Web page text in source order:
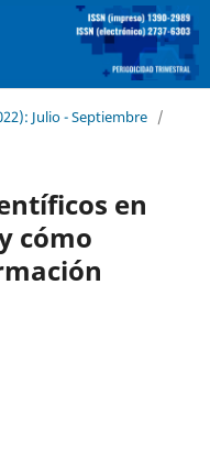
Julio - Septiembre /
en
cómo